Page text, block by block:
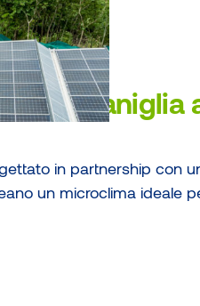
della vaniglia
in partnership con
un microclima ideale